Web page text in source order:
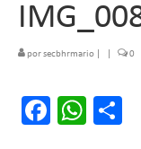
porsecbhrmario 0